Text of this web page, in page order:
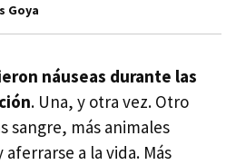
Goya
náuseas durante las
. Una, y otra vez. Otro
sangre, más animales
a la vida. Más